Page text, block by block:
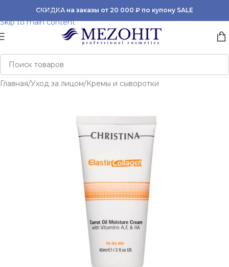
Skip to navigation
Skip to main content
СКИДКА на заказы от 20 000 ₽ по купону SALE
Главная/Уход за лицом/Кремы и сыворотки